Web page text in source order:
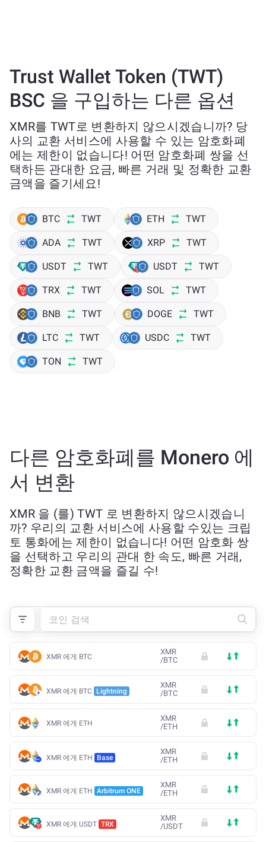
Trust Wallet Token (TWT)
BSC 을 구입하는 다른 옵션
XMR를 TWT로 변환하지 않으시겠습니까? 당
사의 교환 서비스에 사용할 수 있는 암호화폐
에는 제한이 없습니다! 어떤 암호화폐 쌍을 선
택하든 관대한 요금, 빠른 거래 및 정확한 교환
금액을 즐기세요!
BTC TWT ETH TWT
ADA TWT XRP TWT
USDT TWT USDT TWT
TRX TWT SOL TWT
BNB TWT DOGE TWT
LTC TWT USDC TWT
TON TWT
다른 암호화폐를 Monero 에
서 변환
XMR 을 (를) TWT 로 변환하지 않으시겠습니
까? 우리의 교환 서비스에 사용할 수있는 크립
토 통화에는 제한이 없습니다! 어떤 암호화 쌍
을 선택하고 우리의 관대 한 속도, 빠른 거래,
정확한 교환 금액을 즐길 수!
XMR 에게 BTC
XMR
/BTC
XMR 에게 BTC Lightning
XMR
/BTC
XMR 에게 ETH
XMR
/ETH
XMR 에게 ETH Base
XMR
/ETH
XMR 에게 ETH Arbitrum ONE
XMR
/ETH
XMR 에게 USDT TRX
XMR
/USDT